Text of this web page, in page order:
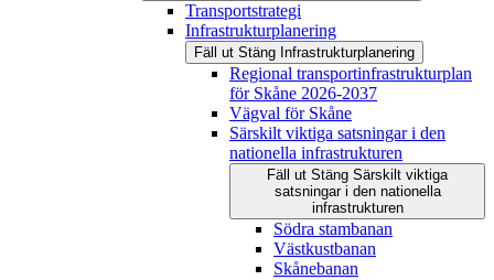
Transportstrategi
Infrastrukturplanering
Fäll ut Stäng Infrastrukturplanering
Regional transportinfrastrukturplan
för Skåne 2026-2037
Vägval för Skåne
Särskilt viktiga satsningar i den
nationella infrastrukturen
Fäll ut Stäng Särskilt viktiga
satsningar i den nationella
infrastrukturen
Södra stambanan
Västkustbanan
Skånebanan